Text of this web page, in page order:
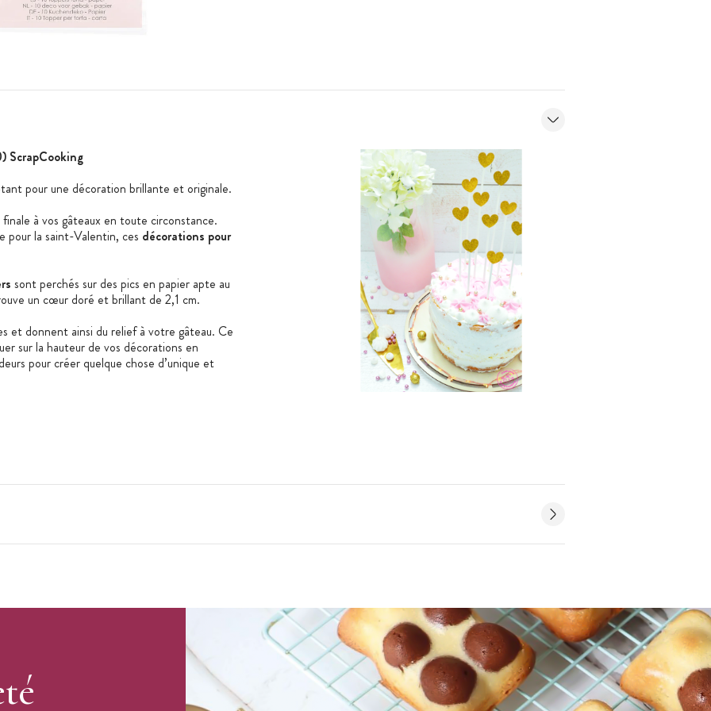
ScrapCooking
pour une décoration brillante et originale.
à vos gâteaux en toute circonstance.
pour la saint-Valentin, ces décorations pour
sont perchés sur des pics en papier apte au
un cœur doré et brillant de 2,1 cm.
et donnent ainsi du relief à votre gâteau. Ce
sur la hauteur de vos décorations en
pour créer quelque chose d’unique et